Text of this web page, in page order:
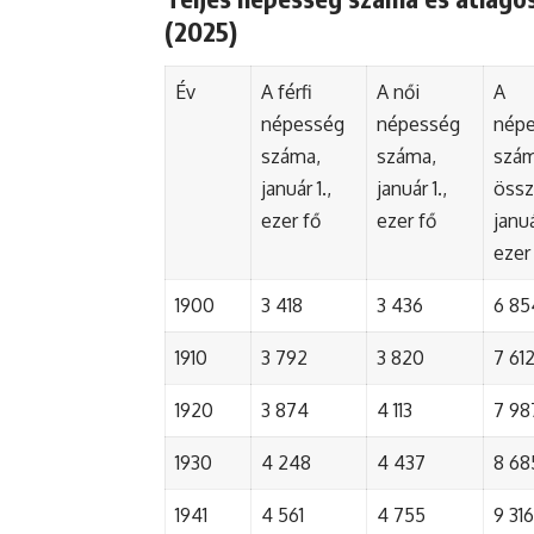
(2025)
Év
A férfi
népesség
száma,
január 1.,
ezer fő
A női
népesség
száma,
január 1.,
ezer fő
A
1900 3 418 3 436 6
1910 3 792 3 820 7 612
1920 3 874 4 113 7
1930 4 248 4 437 8
1941 4 561 4 755 9 316